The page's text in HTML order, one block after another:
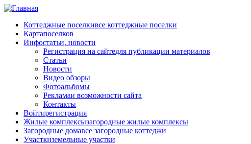
Перейти к основному содержанию
Коттеджные поселкивсе коттеджные поселки
Картапоселков
Инфостатьи, новости
Регистрация на сайтедля публикации материалов
Статьи
Новости
Видео обзоры
Фотоальбомы
Рекламаи возможности сайта
Контакты
Войтирегистрация
Жилые комплексызагородные жилые комплексы
Загородные домавсе загородные коттеджи
Участкиземельные участки